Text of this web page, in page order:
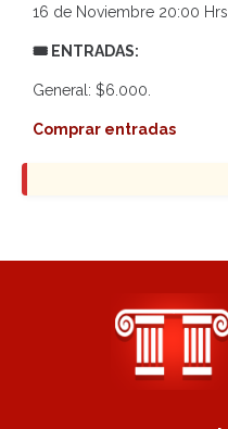
16 de Noviembre 20:00 Hrs.
🎟 ENTRADAS:
General: $6.000.
Comprar entradas